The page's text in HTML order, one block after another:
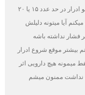
دادم چیزی دیده نشده فقط کمی نشانه خون تو ادرار در حد عدد ۱۵ یا ۲۰
آیا میتونه دلیلش
فشار نداشته باشه
بیشتر موقع شروع ادرار
هیچ دارویی اثر
نداشت ممنون میشم